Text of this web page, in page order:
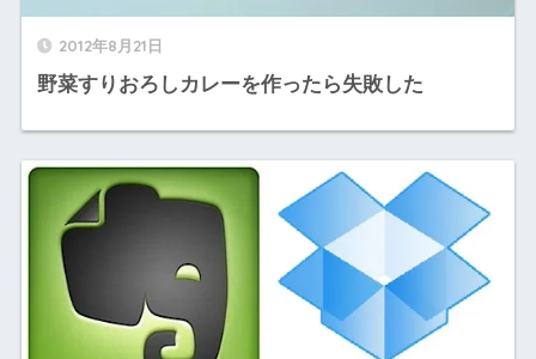
2012年8月21日
野菜すりおろしカレーを作ったら失敗した